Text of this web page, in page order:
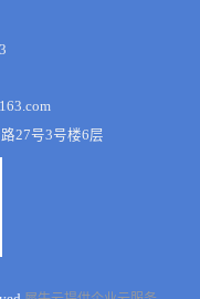
27号3号楼6层